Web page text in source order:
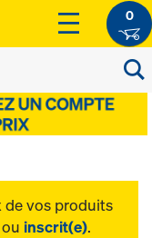
0
de vos produits
ou inscrit(e).